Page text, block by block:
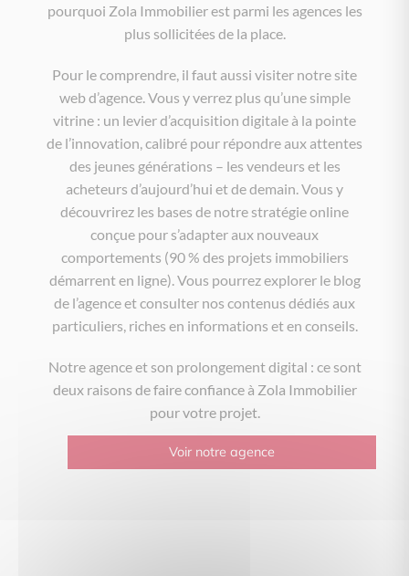
pourquoi Zola Immobilier est parmi les agences les
plus sollicitées de la place.
Pour le comprendre, il faut aussi visiter notre site
web d’agence. Vous y verrez plus qu’une simple
vitrine : un levier d’acquisition digitale à la pointe
de l’innovation, calibré pour répondre aux attentes
des jeunes générations – les vendeurs et les
acheteurs d’aujourd’hui et de demain. Vous y
découvrirez les bases de notre stratégie online
conçue pour s’adapter aux nouveaux
comportements (90 % des projets immobiliers
démarrent en ligne). Vous pourrez explorer le blog
de l’agence et consulter nos contenus dédiés aux
particuliers, riches en informations et en conseils.
Notre agence et son prolongement digital : ce sont
deux raisons de faire confiance à Zola Immobilier
pour votre projet.
Voir notre agence